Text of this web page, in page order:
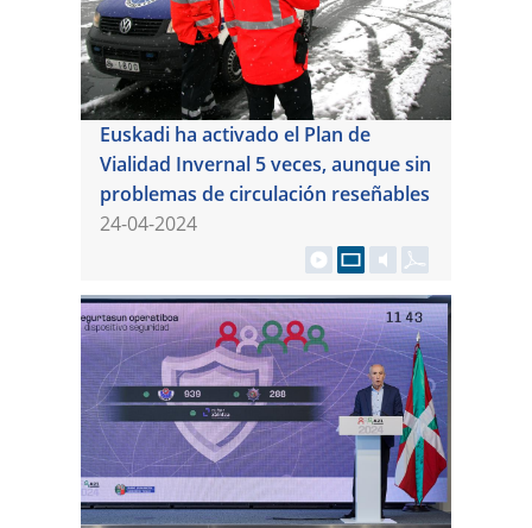
Euskadi ha activado el Plan de
Vialidad Invernal 5 veces, aunque sin
problemas de circulación reseñables
24-04-2024